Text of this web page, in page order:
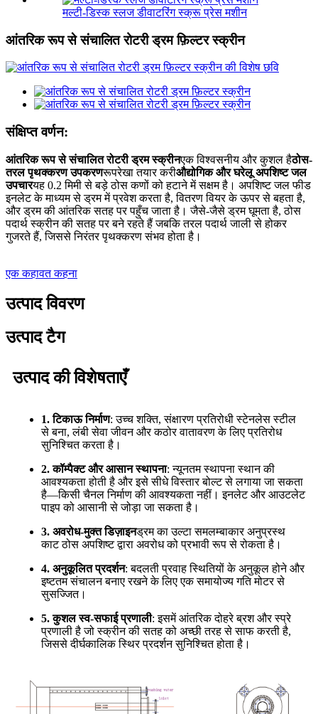
मल्टी-डिस्क स्लज डीवाटरिंग स्क्रू प्रेस मशीन
आंतरिक रूप से संचालित रोटरी ड्रम फ़िल्टर स्क्रीन
संक्षिप्त वर्णन:
आंतरिक रूप से संचालित रोटरी ड्रम स्क्रीनएक विश्वसनीय और कुशल हैठोस-
तरल पृथक्करण उपकरणरूपरेखा तयार करीऔद्योगिक और घरेलू अपशिष्ट जल
उपचारयह 0.2 मिमी से बड़े ठोस कणों को हटाने में सक्षम है। अपशिष्ट जल फीड
इनलेट के माध्यम से ड्रम में प्रवेश करता है, वितरण वियर के ऊपर से बहता है,
और ड्रम की आंतरिक सतह पर पहुँच जाता है। जैसे-जैसे ड्रम घूमता है, ठोस
पदार्थ स्क्रीन की सतह पर बने रहते हैं जबकि तरल पदार्थ जाली से होकर
गुजरते हैं, जिससे निरंतर पृथक्करण संभव होता है।
एक कहावत कहना
उत्पाद विवरण
उत्पाद टैग
उत्पाद की विशेषताएँ
1. टिकाऊ निर्माण: उच्च शक्ति, संक्षारण प्रतिरोधी स्टेनलेस स्टील
से बना, लंबी सेवा जीवन और कठोर वातावरण के लिए प्रतिरोध
सुनिश्चित करता है।
2. कॉम्पैक्ट और आसान स्थापना: न्यूनतम स्थापना स्थान की
आवश्यकता होती है और इसे सीधे विस्तार बोल्ट से लगाया जा सकता
है—किसी चैनल निर्माण की आवश्यकता नहीं। इनलेट और आउटलेट
पाइप को आसानी से जोड़ा जा सकता है।
3. अवरोध-मुक्त डिज़ाइनड्रम का उल्टा समलम्बाकार अनुप्रस्थ
काट ठोस अपशिष्ट द्वारा अवरोध को प्रभावी रूप से रोकता है।
4. अनुकूलित प्रदर्शन: बदलती प्रवाह स्थितियों के अनुकूल होने और
इष्टतम संचालन बनाए रखने के लिए एक समायोज्य गति मोटर से
सुसज्जित।
5. कुशल स्व-सफाई प्रणाली: इसमें आंतरिक दोहरे ब्रश और स्प्रे
प्रणाली है जो स्क्रीन की सतह को अच्छी तरह से साफ करती है,
जिससे दीर्घकालिक स्थिर प्रदर्शन सुनिश्चित होता है।